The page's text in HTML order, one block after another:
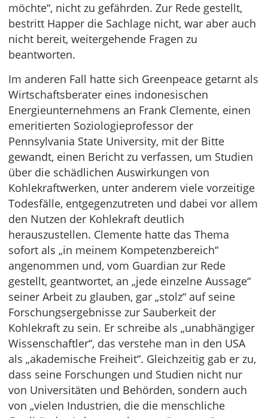
möchte“, nicht zu gefährden. Zur Rede gestellt,
bestritt Happer die Sachlage nicht, war aber auch
nicht bereit, weitergehende Fragen zu
beantworten.
Im anderen Fall hatte sich Greenpeace getarnt als
Wirtschaftsberater eines indonesischen
Energieunternehmens an Frank Clemente, einen
emeritierten Soziologieprofessor der
Pennsylvania State University, mit der Bitte
gewandt, einen Bericht zu verfassen, um Studien
über die schädlichen Auswirkungen von
Kohlekraftwerken, unter anderem viele vorzeitige
Todesfälle, entgegenzutreten und dabei vor allem
den Nutzen der Kohlekraft deutlich
herauszustellen. Clemente hatte das Thema
sofort als „in meinem Kompetenzbereich“
angenommen und, vom Guardian zur Rede
gestellt, geantwortet, an „jede einzelne Aussage“
seiner Arbeit zu glauben, gar „stolz“ auf seine
Forschungsergebnisse zur Sauberkeit der
Kohlekraft zu sein. Er schreibe als „unabhängiger
Wissenschaftler“, das verstehe man in den USA
als „akademische Freiheit“. Gleichzeitig gab er zu,
dass seine Forschungen und Studien nicht nur
von Universitäten und Behörden, sondern auch
von „vielen Industrien, die die menschliche